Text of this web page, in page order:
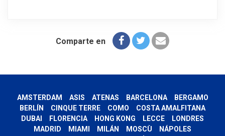
Comparte en
AMSTERDAM ASIS ATENAS BARCELONA
BERGAMO
BERLÍN
CINQUE TERRE COMO
COSTA AMALFITANA
DUBAI
FLORENCIA HONG KONG LECCE
LONDRES
MADRID
MIAMI MILÁN MOSCÙ
NÁPOLES